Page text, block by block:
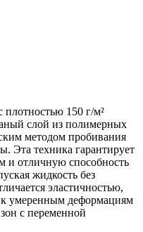
плотностью 150 г/м²
слой из полимерных
методом пробивания
Эта техника гарантирует
и отличную способность
жидкость без
эластичностью,
к умеренным деформациям
с переменной